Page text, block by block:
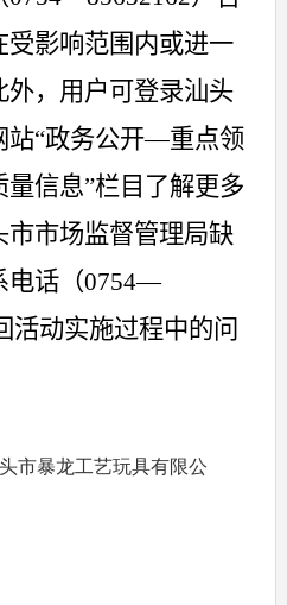
影响范围内或进一
，用户可登录汕头
“政务公开—重点领
量信息”栏目了解更多
市场监督管理局缺
电话（0754—
活动实施过程中的问
市暴龙工艺玩具有限公